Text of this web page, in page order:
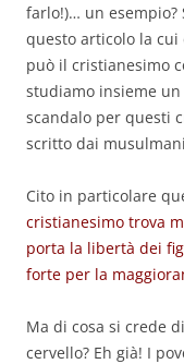
farlo!)… un esempio?
questo articolo la cui
può il cristianesimo
studiamo insieme
scandalo per questi
scritto dai
Cito in particolare
cristianesimo trova
porta la libertà dei
forte per la
Ma di cosa si crede
cervello? Eh già! I